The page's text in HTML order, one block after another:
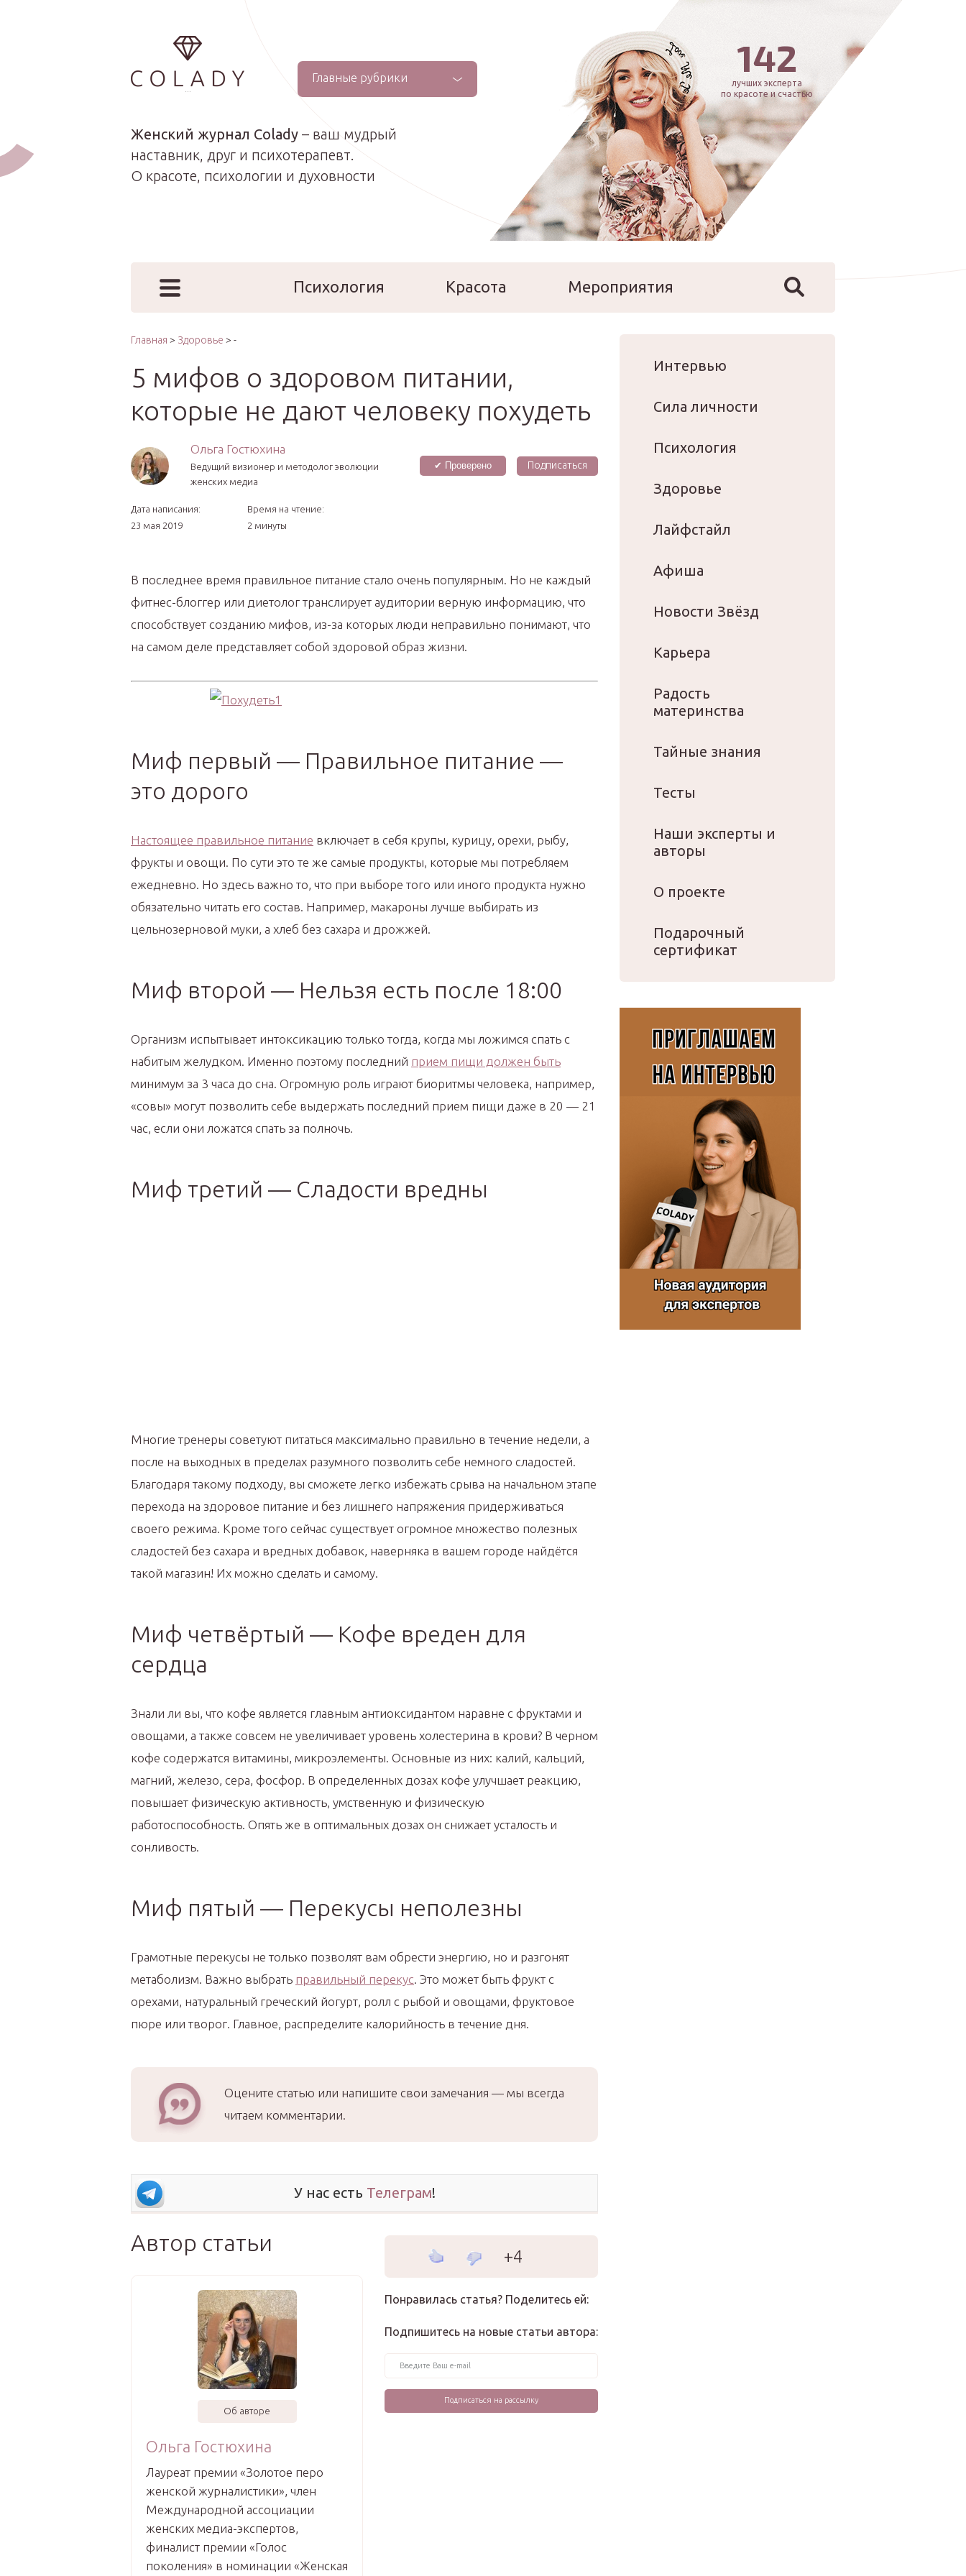
...
Главные рубрики
Женский журнал Colady – ваш мудрый
наставник, друг и психотерапевт.
О красоте, психологии и духовности
142
лучших эксперта
по красоте и счастью
Психология Красота
Мероприятия
Главная > Здоровье > -
5 мифов о здоровом питании,
которые не дают человеку похудеть
Ольга Гостюхина
Ведущий визионер и методолог эволюции
женских медиа
✔ Проверено Подписаться
Дата написания:
23 мая 2019
Время на чтение:
2 минуты
В последнее время правильное питание стало очень популярным. Но не каждый
фитнес-блоггер или диетолог транслирует аудитории верную информацию, что
способствует созданию мифов, из-за которых люди неправильно понимают, что
на самом деле представляет собой здоровой образ жизни.
Миф первый — Правильное питание —
это дорого
Настоящее правильное питание включает в себя крупы, курицу, орехи, рыбу,
фрукты и овощи. По сути это те же самые продукты, которые мы потребляем
ежедневно. Но здесь важно то, что при выборе того или иного продукта нужно
обязательно читать его состав. Например, макароны лучше выбирать из
цельнозерновой муки, а хлеб без сахара и дрожжей.
Миф второй — Нельзя есть после 18:00
Организм испытывает интоксикацию только тогда, когда мы ложимся спать с
набитым желудком. Именно поэтому последний прием пищи должен быть
минимум за 3 часа до сна. Огромную роль играют биоритмы человека, например,
«совы» могут позволить себе выдержать последний прием пищи даже в 20 — 21
час, если они ложатся спать за полночь.
Миф третий — Сладости вредны
Многие тренеры советуют питаться максимально правильно в течение недели, а
после на выходных в пределах разумного позволить себе немного сладостей.
Благодаря такому подходу, вы сможете легко избежать срыва на начальном этапе
перехода на здоровое питание и без лишнего напряжения придерживаться
своего режима. Кроме того сейчас существует огромное множество полезных
сладостей без сахара и вредных добавок, наверняка в вашем городе найдётся
такой магазин! Их можно сделать и самому.
Миф четвёртый — Кофе вреден для
сердца
Знали ли вы, что кофе является главным антиоксидантом наравне с фруктами и
овощами, а также совсем не увеличивает уровень холестерина в крови? В черном
кофе содержатся витамины, микроэлементы. Основные из них: калий, кальций,
магний, железо, сера, фосфор. В определенных дозах кофе улучшает реакцию,
повышает физическую активность, умственную и физическую
работоспособность. Опять же в оптимальных дозах он снижает усталость и
сонливость.
Миф пятый — Перекусы неполезны
Грамотные перекусы не только позволят вам обрести энергию, но и разгонят
метаболизм. Важно выбрать правильный перекус . Это может быть фрукт с
орехами, натуральный греческий йогурт, ролл с рыбой и овощами, фруктовое
пюре или творог. Главное, распределите калорийность в течение дня.
Оцените статью или напишите свои замечания — мы всегда
читаем комментарии.
У нас есть Телеграм!
Автор статьи
Об авторе
Ольга Гостюхина
Лауреат премии «Золотое перо
женской журналистики», член
Международной ассоциации
женских медиа-экспертов,
финалист премии «Голос
поколения» в номинации «Женская
+4
Понравилась статья? Поделитесь ей:
Подпишитесь на новые статьи автора:
Интервью
Сила личности
Психология
Здоровье
Лайфстайл
Афиша
Новости Звёзд
Карьера
Радость
материнства
Тайные знания
Тесты
Наши эксперты и
авторы
О проекте
Подарочный
сертификат